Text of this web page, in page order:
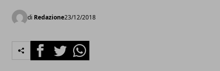
di Redazione23/12/2018
FacebookTwitterWhatsapp